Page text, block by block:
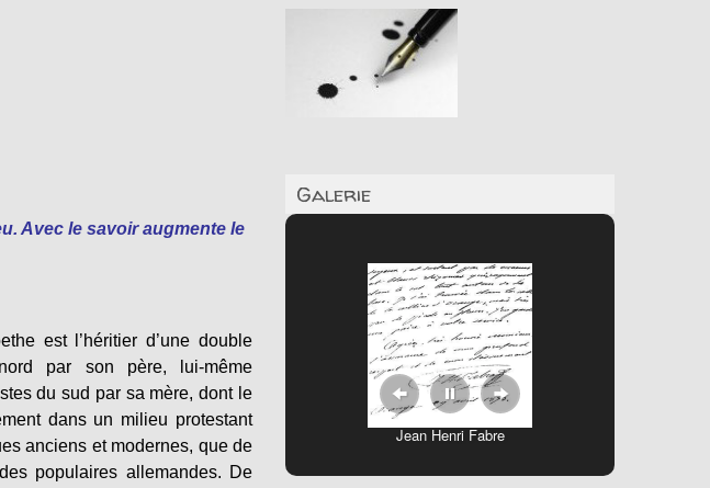
Avec le savoir augmente le
est l’héritier d’une double
par son père, lui-même
du sud par sa mère, dont le
dans un milieu protestant
anciens et modernes, que de
populaires allemandes. De
Galerie
Jean Henri Fabre